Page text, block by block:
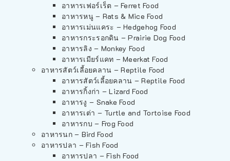
อาหารเฟอร์เร็ต – Ferret Food
อาหารหนู – Rats & Mice Food
อาหารเม่นแคระ – Hedgehog Food
อาหารกระรอกดิน – Prairie Dog Food
อาหารลิง – Monkey Food
อาหารเมียร์แคท – Meerkat Food
อาหารสัตว์เลี้อยคลาน – Reptile Food
อาหารสัตว์เลี้อยคลาน – Reptile Food
อาหารกิ้งก่า – Lizard Food
อาหารงู – Snake Food
อาหารเต่า – Turtle and Tortoise Food
อาหารกบ – Frog Food
อาหารนก – Bird Food
อาหารปลา – Fish Food
อาหารปลา – Fish Food